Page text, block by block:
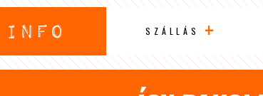
SZÁLLÁS